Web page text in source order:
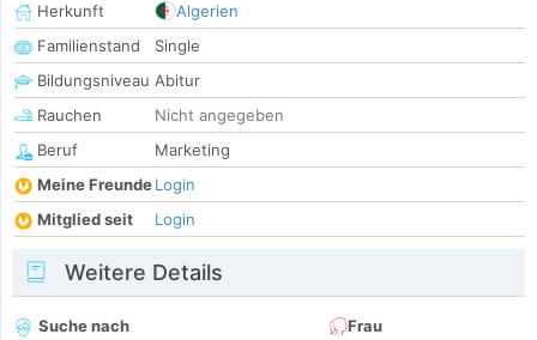
Herkunft
Algerien
Familienstand
Single
Bildungsniveau Abitur
Rauchen
Nicht angegeben
Beruf
Marketing
Meine FreundeLogin
Mitglied seit
Login
Weitere Details
Suche nach
Frau